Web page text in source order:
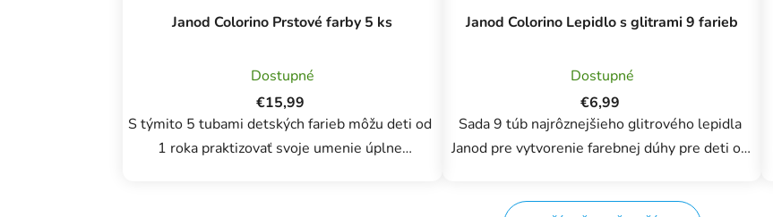
Janod Colorino Prstové farby 5 ks
Dostupné
€15,99
S týmito 5 tubami detských farieb môžu deti od
1 roka praktizovať svoje umenie úplne
Janod Colorino Lepidlo s glitrami 9 farieb
Dostupné
€6,99
Sada 9 túb najrôznejšieho glitrového lepidla
Janod pre vytvorenie farebnej dúhy pre deti od
ľahko používa. Jeho presná špička vám...